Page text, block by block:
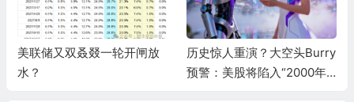
美联储又双叒叕一轮开闸放
水？
历史惊人重演？大空头Burry
预警：美股将陷入“2000年